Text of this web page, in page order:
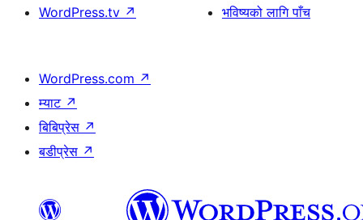
WordPress.tv ↗
भविष्यको लागि पाँच
WordPress.com ↗
म्याट ↗
बिबिप्रेस ↗
बडीप्रेस ↗